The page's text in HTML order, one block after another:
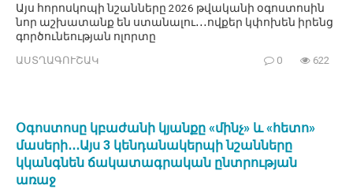
Այս հորոսկոպի նշանները 2026 թվականի օգոստոսին
նոր աշխատանք են ստանալու․․․ովքեր կփոխեն իրենց
գործունեության ոլորտը
ԱՍՏՂԱԳՈՒՇԱԿ 0 622
Օգոստոսը կբաժանի կյանքը «մինչ» և «հետո»
մասերի․․․Այս 3 կենդանակերպի նշանները
կկանգնեն ճակատագրական ընտրության
առաջ